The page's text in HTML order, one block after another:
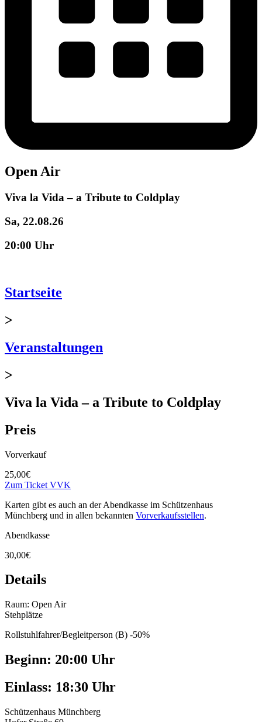
Open Air
Viva la Vida – a Tribute to Coldplay
Sa, 22.08.26
20:00 Uhr
Startseite
>
Veranstaltungen
>
Viva la Vida – a Tribute to Coldplay
Preis
Vorverkauf
25,00€
Zum Ticket VVK
Karten gibt es auch an der Abendkasse im Schützenhaus
Münchberg und in allen bekannten Vorverkaufsstellen.
Abendkasse
30,00€
Details
Raum: Open Air
Stehplätze
Rollstuhlfahrer/Begleitperson (B) -50%
Beginn: 20:00 Uhr
Einlass: 18:30 Uhr
Schützenhaus Münchberg